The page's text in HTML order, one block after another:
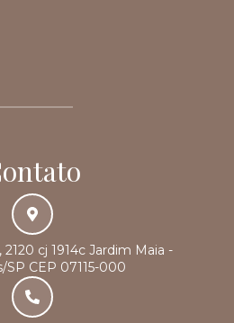
cj 1914c Jardim Maia -
SP CEP 07115-000